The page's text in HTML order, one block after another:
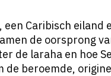
Caribisch eiland
de oorsprong
de laraha en hoe
beroemde,